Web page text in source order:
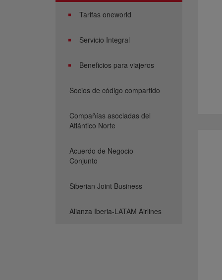
Tarifas oneworld
Servicio Integral
Beneficios para viajeros
Socios de código compartido
Compañías asociadas del
Atlántico Norte
Acuerdo de Negocio
Conjunto
Siberian Joint Business
Alianza Iberia-LATAM Airlines